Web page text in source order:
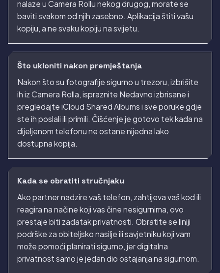
nalaze u Camera Rollu nekog drugog, morate se
baviti svakom od njih zasebno. Aplikacija štiti vašu
kopiju, a ne svaku kopiju na svijetu.
Što ukloniti nakon premještanja
Nakon što su fotografije sigurno u trezoru, izbrišite
ih iz Camera Rolla, ispraznite Nedavno izbrisane i
pregledajte iCloud Shared Albums i sve poruke gdje
ste ih poslali ili primili. Čišćenje je gotovo tek kada na
dijeljenom telefonu ne ostane nijedna lako
dostupna kopija.
Kada se obratiti stručnjaku
Ako partner nadzire vaš telefon, zahtijeva vaš kod ili
reagira na načine koji vas čine nesigurnima, ovo
prestaje biti zadatak privatnosti. Obratite se liniji
podrške za obiteljsko nasilje ili savjetniku koji vam
može pomoći planirati sigurno, jer digitalna
privatnost samo je jedan dio ostajanja na sigurnom.